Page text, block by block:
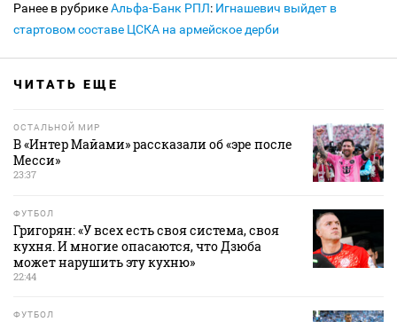
Ранее в рубрикеАльфа-Банк РПЛ: Игнашевич выйдет в
стартовом составе ЦСКА на армейское дерби
ЧИТАТЬ ЕЩЕ
ОСТАЛЬНОЙ МИР
В «Интер Майами» рассказали об «эре после
Месси»
23:37
ФУТБОЛ
Григорян: «У всех есть своя система, своя
кухня. И многие опасаются, что Дзюба
может нарушить эту кухню»
22:44
ФУТБОЛ